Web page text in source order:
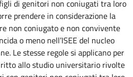
di genitori non coniugati tra loro
prendere in considerazione la
non coniugato e non convivente
o meno nell’ISEE del nucleo
Le stesse regole si applicano per
allo studio universitario rivolte